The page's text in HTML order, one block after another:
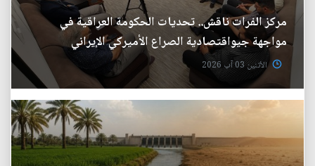
مركز الفرات ناقش.. تحديات الحكومة العراقية في
مواجهة جيواقتصادية الصراع الأميركي الإيراني
الأثنين 03 آب 2026